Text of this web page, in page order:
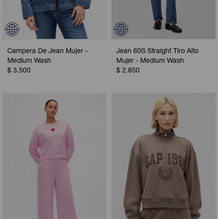
Campera De Jean Mujer -
Medium Wash
$ 3.500
Jean 60S Straight Tiro Alto
Mujer - Medium Wash
$ 2.850